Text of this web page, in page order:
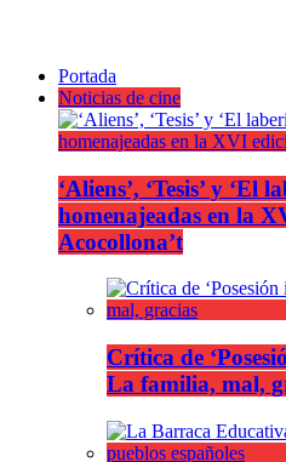
Portada
Noticias de cine
‘Aliens’, ‘Tesis’ y ‘El
homenajeadas en la
Acocollona’t
Crítica de
La familia, mal,